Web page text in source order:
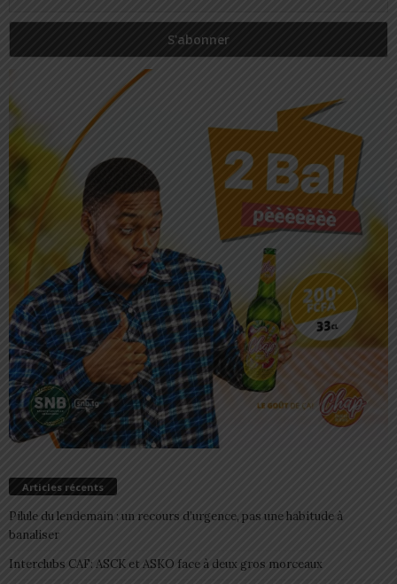
Articles récents
Pilule du lendemain : un recours d’urgence, pas une habitude à
banaliser
Interclubs CAF: ASCK et ASKO face à deux gros morceaux